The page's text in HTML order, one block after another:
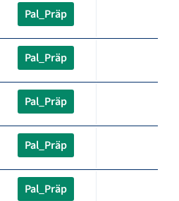
Pal_Präp
Pal_Präp
Pal_Präp
Pal_Präp
Pal_Präp